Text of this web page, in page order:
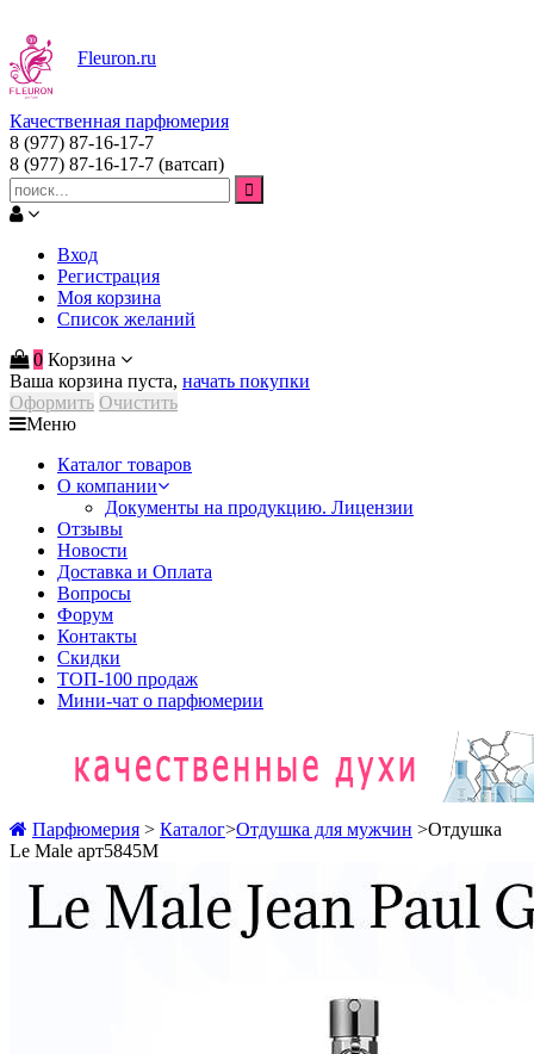
Fleuron.ru
Качественная парфюмерия
8 (977) 87-16-17-7
8 (977) 87-16-17-7 (ватсап)
Вход
Регистрация
Моя корзина
Список желаний
0 Корзина
Ваша корзина пуста, начать покупки
Оформить Очистить
Меню
Каталог товаров
О компании
Документы на продукцию. Лицензии
Отзывы
Новости
Доставка и Оплата
Вопросы
Форум
Контакты
Скидки
ТОП-100 продаж
Мини-чат о парфюмерии
Парфюмерия > Каталог>Отдушка для мужчин >Отдушка
Le Male арт5845M